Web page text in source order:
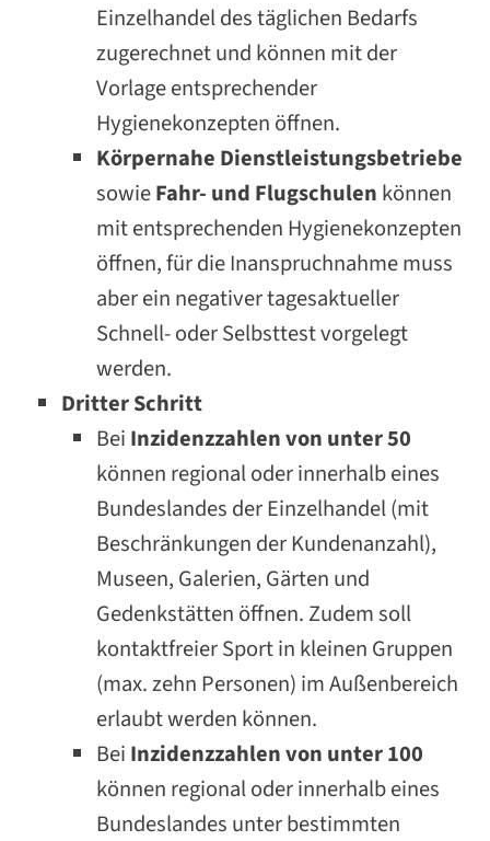
Einzelhandel des täglichen Bedarfs
zugerechnet und können mit der
Vorlage entsprechender
Hygienekonzepten öffnen.
Körpernahe Dienstleistungsbetriebe
sowieFahr- und Flugschulen können
mit entsprechenden Hygienekonzepten
öffnen, für die Inanspruchnahme muss
aber ein negativer tagesaktueller
Schnell- oder Selbsttest vorgelegt
werden.
Dritter Schritt
Bei Inzidenzzahlen von unter 50
können regional oder innerhalb eines
Bundeslandes der Einzelhandel (mit
Beschränkungen der Kundenanzahl),
Museen, Galerien, Gärten und
Gedenkstätten öffnen. Zudem soll
kontaktfreier Sport in kleinen Gruppen
(max. zehn Personen) im Außenbereich
erlaubt werden können.
Bei Inzidenzzahlen von unter 100
können regional oder innerhalb eines
Bundeslandes unter bestimmten